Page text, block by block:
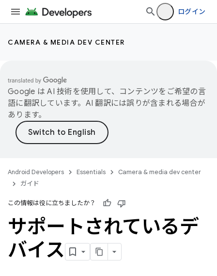
ログイン
CAMERA & MEDIA DEV CENTER
Google は AI 技術を使用して、コンテンツをご希望の言
語に翻訳しています。AI 翻訳には誤りが含まれる場合が
あります。
Android Developers Essentials
Camera & media dev center
ガイド
この情報は役に立ちましたか？
サポートされているデ
バイス